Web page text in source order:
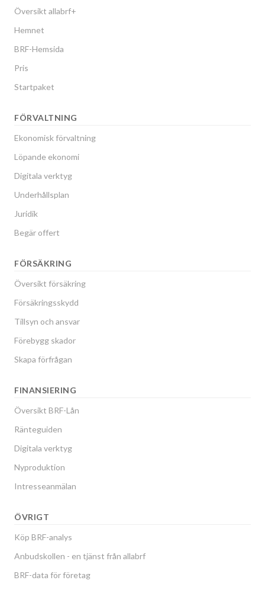
Översikt allabrf+
Hemnet
BRF-Hemsida
Pris
Startpaket
FÖRVALTNING
Ekonomisk förvaltning
Löpande ekonomi
Digitala verktyg
Underhållsplan
Juridik
Begär offert
FÖRSÄKRING
Översikt försäkring
Försäkringsskydd
Tillsyn och ansvar
Förebygg skador
Skapa förfrågan
FINANSIERING
Översikt BRF-Lån
Ränteguiden
Digitala verktyg
Nyproduktion
Intresseanmälan
ÖVRIGT
Köp BRF-analys
Anbudskollen - en tjänst från allabrf
BRF-data för företag